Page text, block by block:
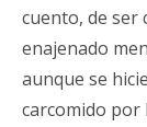
cuento, de ser
enajenado
aunque se
carcomido por